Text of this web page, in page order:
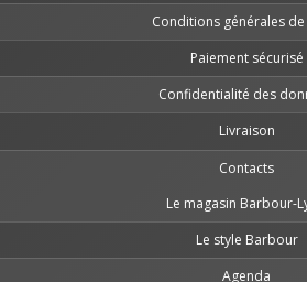
Conditions générales de
Paiement sécurisé
Confidentialité des
Livraison
Contacts
Le magasin Barbour-
Le style Barbour
Agenda